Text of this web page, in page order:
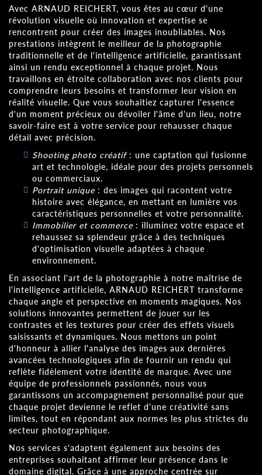
Avec ARNAUD REICHERT, vous êtes au cœur d'une
révolution visuelle où innovation et expertise se
rencontrent pour créer des images inoubliables. Nos
prestations intègrent le meilleur de la photographie
traditionnelle et de l'intelligence artificielle, garantissant
ainsi un rendu exceptionnel à chaque projet. Nous
travaillons en étroite collaboration avec nos clients pour
comprendre leurs besoins et transformer leur vision en
réalité visuelle. Que vous souhaitiez capturer l'essence
d'un moment précieux ou dévoiler l'âme d'un lieu, notre
savoir-faire est à votre service pour rehausser chaque
détail avec précision.
Shooting photo créatif: une captation qui fusionne
art et technologie, idéale pour des projets personnels
ou commerciaux.
Portrait unique : des images qui racontent votre
histoire avec élégance, en mettant en lumière vos
caractéristiques personnelles et votre personnalité.
Immobilier et commerce : illuminez votre espace et
rehaussez sa splendeur grâce à des techniques
d'optimisation visuelle adaptées à chaque
environnement.
En associant l'art de la photographie à notre maîtrise de
l'intelligence artificielle, ARNAUD REICHERT transforme
chaque angle et perspective en moments magiques. Nos
solutions innovantes permettent de jouer sur les
contrastes et les textures pour créer des effets visuels
saisissants et dynamiques. Nous mettons un point
d'honneur à allier l'analyse des images aux dernières
avancées technologiques afin de fournir un rendu qui
reflète fidèlement votre identité de marque. Avec une
équipe de professionnels passionnés, nous vous
garantissons un accompagnement personnalisé pour que
chaque projet devienne le reflet d'une créativité sans
limites, tout en répondant aux normes les plus strictes du
secteur photographique.
Nos services s'adaptent également aux besoins des
entreprises souhaitant affirmer leur présence dans le
domaine digital. Grâce à une approche centrée sur